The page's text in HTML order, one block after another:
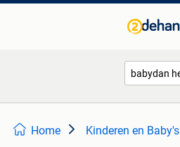
Home Kinderen en Baby's